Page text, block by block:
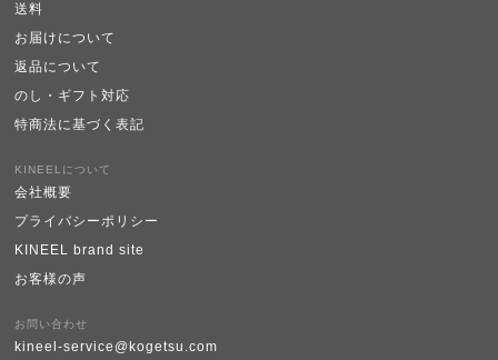
送料
お届けについて
返品について
のし・ギフト対応
特商法に基づく表記
KINEELについて
会社概要
プライバシーポリシー
KINEEL brand site
お客様の声
お問い合わせ
kineel-service@kogetsu.com